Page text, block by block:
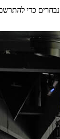
כדי